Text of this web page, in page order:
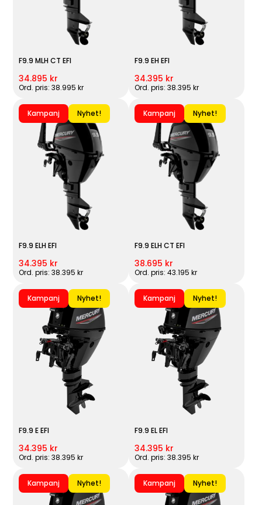
F9.9 MLH CT EFI
34.895 kr
Ord. pris: 38.995 kr
F9.9 EH EFI
34.395 kr
Ord. pris: 38.395 kr
Kampanj Nyhet!
F9.9 ELH EFI
34.395 kr
Ord. pris: 38.395 kr
Kampanj Nyhet!
F9.9 ELH CT EFI
38.695 kr
Ord. pris: 43.195 kr
Kampanj Nyhet!
F9.9 E EFI
34.395 kr
Ord. pris: 38.395 kr
Kampanj Nyhet!
F9.9 EL EFI
34.395 kr
Ord. pris: 38.395 kr
Kampanj Nyhet! Kampanj Nyhet!